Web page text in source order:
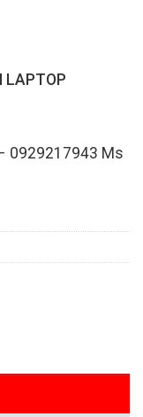
LAPTOP
0929217943 Ms